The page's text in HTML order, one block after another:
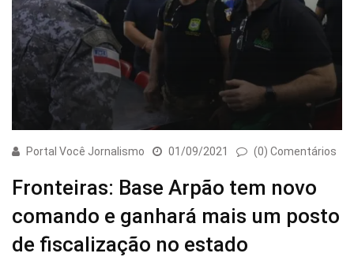
Portal Você Jornalismo 01/09/2021 (0) Comentários
Fronteiras: Base Arpão tem novo
comando e ganhará mais um posto
de fiscalização no estado